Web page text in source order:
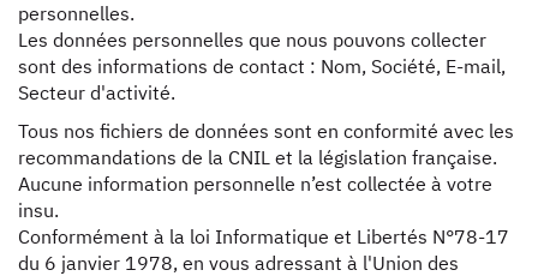
personnelles.
Les données personnelles que nous pouvons collecter
sont des informations de contact : Nom, Société, E-mail,
Secteur d'activité.
Tous nos fichiers de données sont en conformité avec les
recommandations de la CNIL et la législation française.
Aucune information personnelle n’est collectée à votre
insu.
Conformément à la loi Informatique et Libertés N°78-17
du 6 janvier 1978, en vous adressant à l'Union des